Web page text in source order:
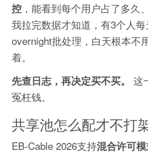
控 ，能看到每个用户占了多久
我拉完数据才知道，有3个人
overnight批处理，白天根本不
着。
先查日志，再决定买不买。
这
冤枉钱。
共享池怎么配才不打
EB-Cable 2026支持混合许可